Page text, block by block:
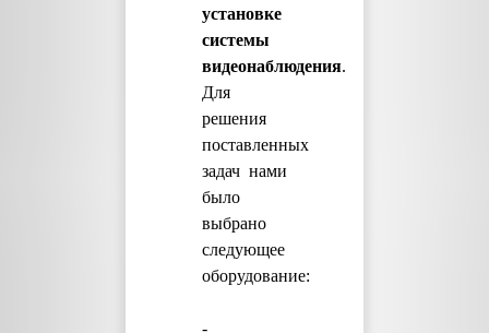
установке
системы
видеонаблюдения.
Для
решения
поставленных
задач нами
было
выбрано
следующее
оборудование:
-